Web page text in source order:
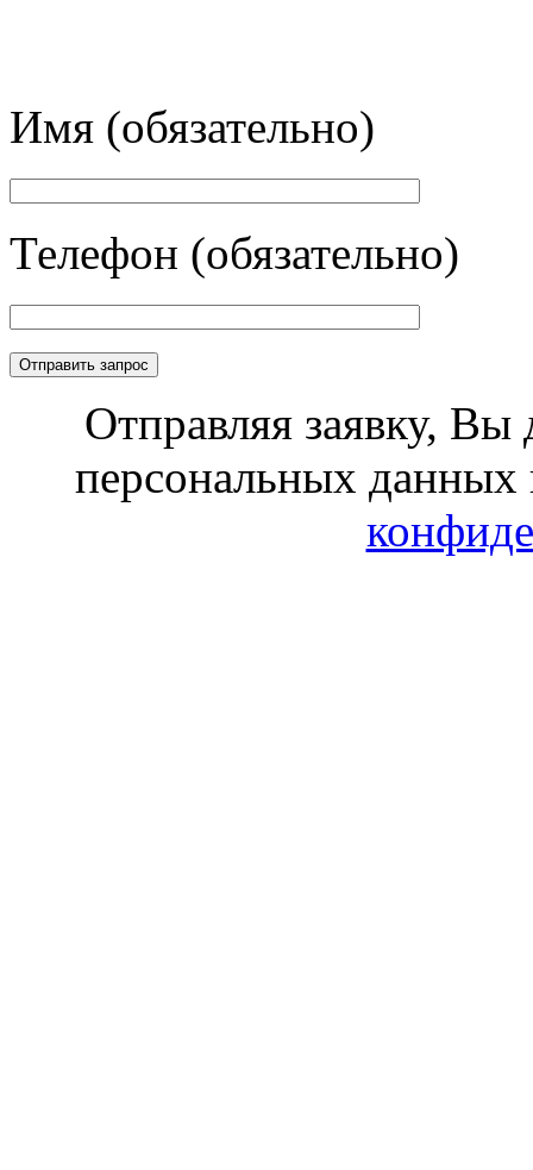
Имя (обязательно)
Телефон (обязательно)
Отправляя заявку, Вы
персональных данных